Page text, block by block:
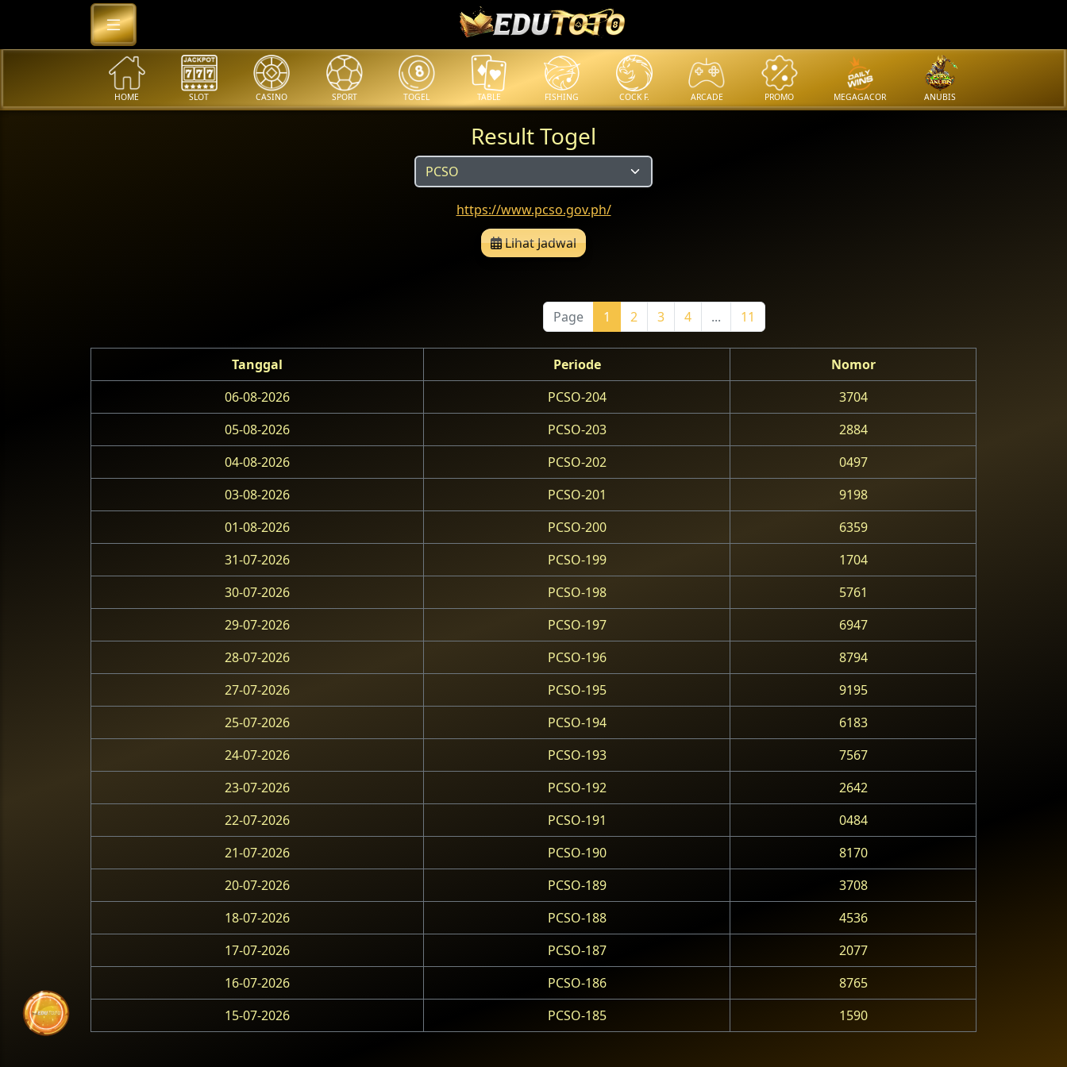
HOME SLOT CASINO SPORT TOGEL TABLE FISHING COCK F. ARCADE PROMO MEGAGACOR ANUBIS
Result Togel
https://www.pcso.gov.ph/
Lihat Jadwal
Page 1 2 3 4 ... 11
Tanggal Periode
Nomor
06-08-2026
PCSO-204
3704
05-08-2026
PCSO-203
2884
04-08-2026
PCSO-202
0497
03-08-2026
PCSO-201
9198
01-08-2026
PCSO-200
6359
31-07-2026
PCSO-199
1704
30-07-2026
PCSO-198
5761
29-07-2026
PCSO-197
6947
28-07-2026
PCSO-196
8794
27-07-2026
PCSO-195
9195
25-07-2026
PCSO-194
6183
24-07-2026
PCSO-193
7567
23-07-2026
PCSO-192
2642
22-07-2026
PCSO-191
0484
21-07-2026
PCSO-190
8170
20-07-2026
PCSO-189
3708
18-07-2026
PCSO-188
4536
17-07-2026
PCSO-187
2077
16-07-2026
PCSO-186
8765
15-07-2026
PCSO-185 1590